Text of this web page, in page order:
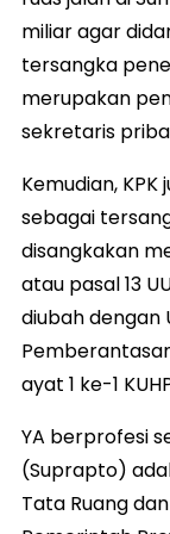
miliar agar
tersangka
merupakan
sekretaris
Kemudian,
sebagai
disangkakan
atau pasal 13
diubah dengan
ayat 1 ke-1
YA berprofesi
(Suprapto)
Tata Ruang